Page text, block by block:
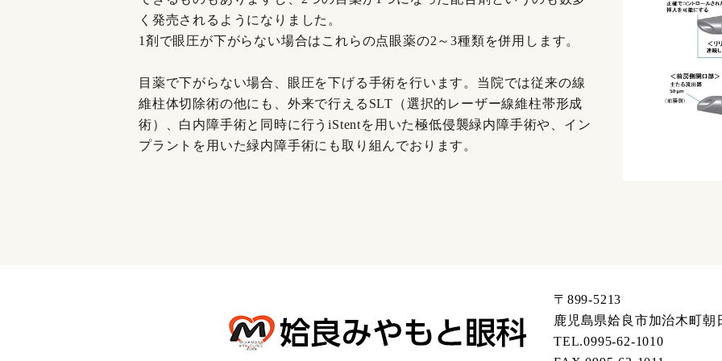
く発売されるようになりました。
1剤で眼圧が下がらない場合はこれらの点眼薬の2～3種類を併用します。
目薬で下がらない場合、眼圧を下げる手術を行います。当院では従来の線
維柱体切除術の他にも、外来で行えるSLT（選択的レーザー線維柱帯形成
術）、白内障手術と同時に行うiStentを用いた極低侵襲緑内障手術や、イン
プラントを用いた緑内障手術にも取り組んでおります。
〒899-5213
鹿児島県姶良市加治木町朝
TEL.0995-62-1010